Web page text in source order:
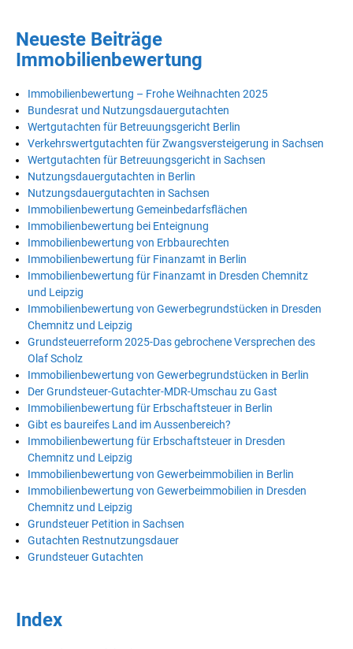
Neueste Beiträge
Immobilienbewertung
Immobilienbewertung – Frohe Weihnachten 2025
Bundesrat und Nutzungsdauergutachten
Wertgutachten für Betreuungsgericht Berlin
Verkehrswertgutachten für Zwangsversteigerung in Sachsen
Wertgutachten für Betreuungsgericht in Sachsen
Nutzungsdauergutachten in Berlin
Nutzungsdauergutachten in Sachsen
Immobilienbewertung Gemeinbedarfsflächen
Immobilienbewertung bei Enteignung
Immobilienbewertung von Erbbaurechten
Immobilienbewertung für Finanzamt in Berlin
Immobilienbewertung für Finanzamt in Dresden Chemnitz
und Leipzig
Immobilienbewertung von Gewerbegrundstücken in Dresden
Chemnitz und Leipzig
Grundsteuerreform 2025-Das gebrochene Versprechen des
Olaf Scholz
Immobilienbewertung von Gewerbegrundstücken in Berlin
Der Grundsteuer-Gutachter-MDR-Umschau zu Gast
Immobilienbewertung für Erbschaftsteuer in Berlin
Gibt es baureifes Land im Aussenbereich?
Immobilienbewertung für Erbschaftsteuer in Dresden
Chemnitz und Leipzig
Immobilienbewertung von Gewerbeimmobilien in Berlin
Immobilienbewertung von Gewerbeimmobilien in Dresden
Chemnitz und Leipzig
Grundsteuer Petition in Sachsen
Gutachten Restnutzungsdauer
Grundsteuer Gutachten
Index